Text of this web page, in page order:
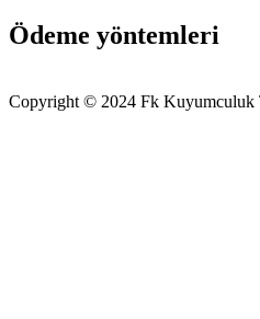
Ödeme yöntemleri
Copyright © 2024 Fk Kuyumculuk